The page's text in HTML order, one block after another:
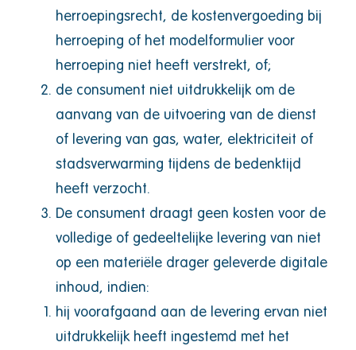
herroepingsrecht, de kostenvergoeding bij
herroeping of het modelformulier voor
herroeping niet heeft verstrekt, of;
de consument niet uitdrukkelijk om de
aanvang van de uitvoering van de dienst
of levering van gas, water, elektriciteit of
stadsverwarming tijdens de bedenktijd
heeft verzocht.
De consument draagt geen kosten voor de
volledige of gedeeltelijke levering van niet
op een materiële drager geleverde digitale
inhoud, indien:
hij voorafgaand aan de levering ervan niet
uitdrukkelijk heeft ingestemd met het